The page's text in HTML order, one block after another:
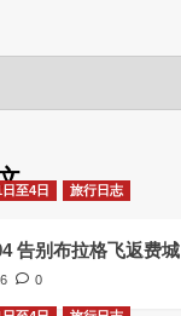
至4日 旅行日志
告别布拉格飞返费城
0